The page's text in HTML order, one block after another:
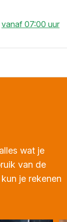
vanaf 07:00 uur
wat je
van de
je rekenen